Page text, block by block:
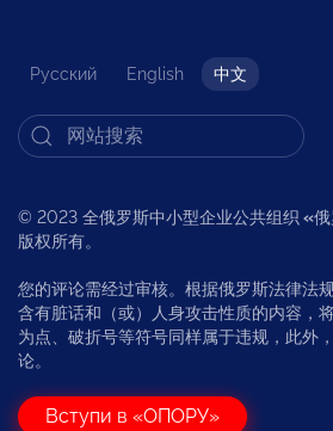
Русский English 中文
© 2023 全俄罗斯中小型企业公共组织 «
版权所有。
您的评论需经过审核。根据俄罗斯法律法
含有脏话和（或）人身攻击性质的内容，
为点、破折号等符号同样属于违规，此外
论。
Вступи в «ОПОРУ»